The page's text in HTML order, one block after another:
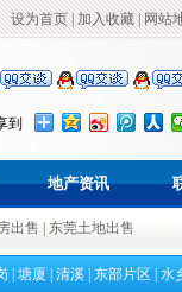
设为首页|加入收藏|网站
到
地产资讯
出售 东莞土地出售
塘厦 清溪 东部片区 水